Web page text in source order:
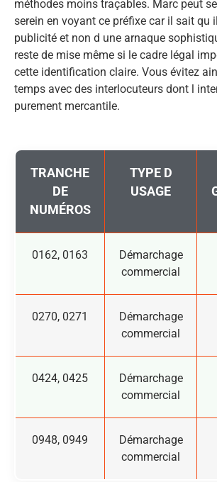
méthodes moins traçables. Marc peut
serein en voyant ce préfixe car il sait qu
publicité et non d une arnaque
reste de mise même si le cadre légal
cette identification claire. Vous évitez
temps avec des interlocuteurs dont l
purement mercantile.
TRANCHE
DE
NUMÉROS
TYPE D
USAGE
0162, 0163
Démarchage
commercial
0270, 0271
Démarchage
commercial
0424, 0425
Démarchage
commercial
0948, 0949
Démarchage
commercial